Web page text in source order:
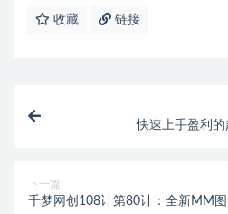
收藏 链接
快速上手盈利
下一篇
千梦网创108计第80计：全新MM图